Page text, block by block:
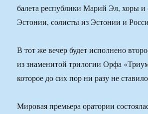
балета республики Марий Эл, хоры и
Эстонии, солисты из Эстонии и
В тот же вечер будет исполнено
из знаменитой трилогии Орфа
которое до сих пор ни разу не
Мировая премьера оратории